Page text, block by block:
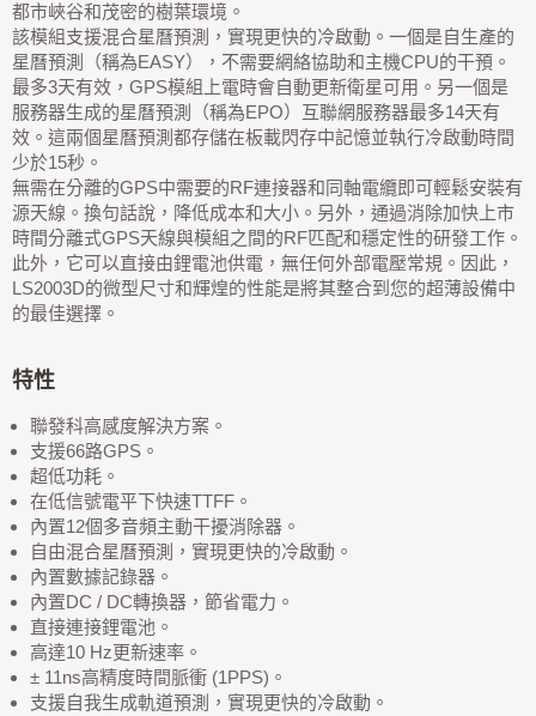
都市峽谷和茂密的樹葉環境。
該模組支援混合星曆預測，實現更快的冷啟動。一個是自生產的
星曆預測（稱為EASY），不需要網絡協助和主機CPU的干預。
最多3天有效，GPS模組上電時會自動更新衛星可用。另一個是
服務器生成的星曆預測（稱為EPO）互聯網服務器最多14天有
效。這兩個星曆預測都存儲在板載閃存中記憶並執行冷啟動時間
少於15秒。
無需在分離的GPS中需要的RF連接器和同軸電纜即可輕鬆安裝有
源天線。換句話說，降低成本和大小。另外，通過消除加快上市
時間分離式GPS天線與模組之間的RF匹配和穩定性的研發工作。
此外，它可以直接由鋰電池供電，無任何外部電壓常規。因此，
LS2003D的微型尺寸和輝煌的性能是將其整合到您的超薄設備中
的最佳選擇。
特性
聯發科高感度解決方案。
支援66路GPS。
超低功耗。
在低信號電平下快速TTFF。
內置12個多音頻主動干擾消除器。
自由混合星曆預測，實現更快的冷啟動。
內置數據記錄器。
內置DC / DC轉換器，節省電力。
直接連接鋰電池。
高達10 Hz更新速率。
± 11ns高精度時間脈衝 (1PPS)。
支援自我生成軌道預測，實現更快的冷啟動。